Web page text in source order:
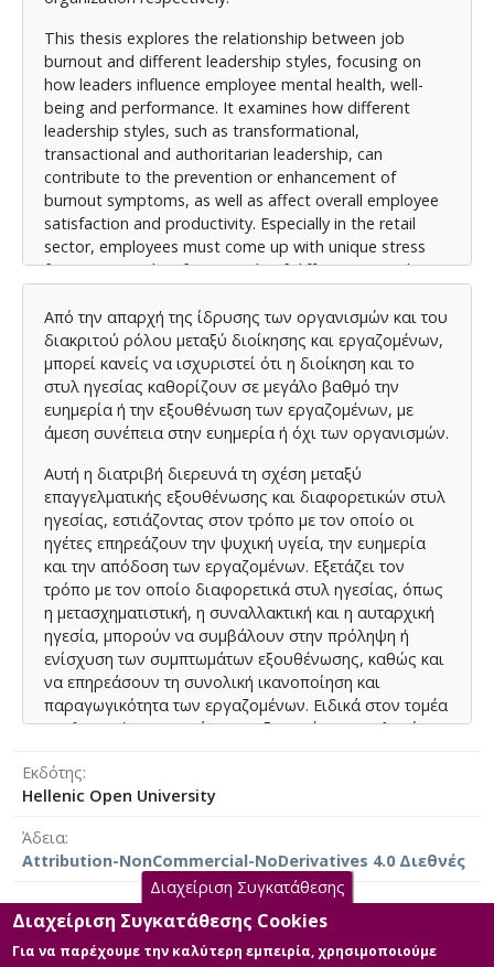
This thesis explores the relationship between job
burnout and different leadership styles, focusing on
how leaders influence employee mental health, well-
being and performance. It examines how different
leadership styles, such as transformational,
transactional and authoritarian leadership, can
contribute to the prevention or enhancement of
burnout symptoms, as well as affect overall employee
satisfaction and productivity. Especially in the retail
sector, employees must come up with unique stress
factors, since they face people of different mentalities
unpredictable behavior and demand for high service.
Through quantitative and qualitative research
methods, such as questionnaires from employees, the
dissertation analyzes the parameters that reduce levels
of burnout and increase well-being and prosperity in
general. The results show that leaders who have
skills create a positive work environment, while on the
contrary, inactive or authoritarian leaders contribute to
increasing burnout and decreasing organizational
performance. The paper concludes with
recommendations for developing leadership practices
that promote employee well-being and enhance overall
organizational well-being and success.
Από την απαρχή της ίδρυσης των οργανισμών και του
διακριτού ρόλου μεταξύ διοίκησης και εργαζομένων,
μπορεί κανείς να ισχυριστεί ότι η διοίκηση και το
στυλ ηγεσίας καθορίζουν σε μεγάλο βαθμό την
ευημερία ή την εξουθένωση των εργαζομένων, με
άμεση συνέπεια στην ευημερία ή όχι των οργανισμών.
Αυτή η διατριβή διερευνά τη σχέση μεταξύ
επαγγελματικής εξουθένωσης και διαφορετικών στυλ
ηγεσίας, εστιάζοντας στον τρόπο με τον οποίο οι
ηγέτες επηρεάζουν την ψυχική υγεία, την ευημερία
και την απόδοση των εργαζομένων. Εξετάζει τον
τρόπο με τον οποίο διαφορετικά στυλ ηγεσίας, όπως
η μετασχηματιστική, η συναλλακτική και η αυταρχική
ηγεσία, μπορούν να συμβάλουν στην πρόληψη ή
ενίσχυση των συμπτωμάτων εξουθένωσης, καθώς και
να επηρεάσουν τη συνολική ικανοποίηση και
παραγωγικότητα των εργαζομένων. Ειδικά στον τομέα
της λιανικής και της άμεσης εξυπηρέτησης πελατών,
καθημερινά με ιδιαίτερα στρεσογόνους παράγοντες,
αφού έχουν να αντιμετωπίσουν ανθρώπους
συχνά απαιτούν αποκλειστική και ιδιαίτερη
εξυπηρέτηση. Μέσω ποσοτικών και ποιοτικών
μεθόδων έρευνας, όπως ερωτηματολόγια
εργαζομένων, η διπλωματική εργασία αναλύει τις
παραμέτρους που μειώνουν τα επίπεδα
επαγγελματικής εξουθένωσης και αυξάνουν την
Εκδότης
Hellenic Open University
Άδεια
Attribution-NonCommercial-NoDerivatives 4.0 Διεθνές
Κύρια Αρχεία Διατριβής
Διαχείριση Συγκατάθεσης
Διαχείριση Συγκατάθεσης Cookies
Για να παρέχουμε την καλύτερη εμπειρία, χρησιμοποιούμε